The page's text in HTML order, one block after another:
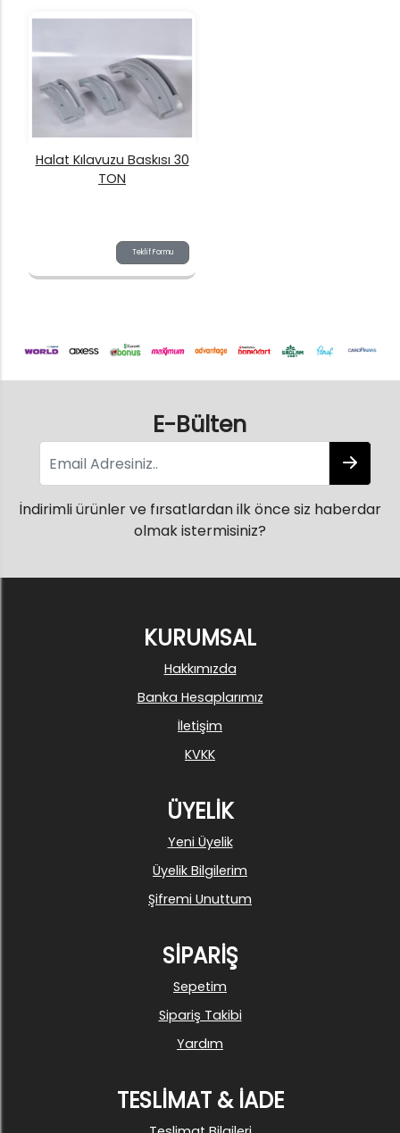
Teklif Formu
Halat Kılavuzu Baskısı 30
TON
E-Bülten
İndirimli ürünler ve fırsatlardan ilk önce siz haberdar
olmak istermisiniz?
KURUMSAL
Hakkımızda
Banka Hesaplarımız
İletişim
KVKK
ÜYELİK
Yeni Üyelik
Üyelik Bilgilerim
Şifremi Unuttum
SİPARİŞ
Sepetim
Sipariş Takibi
Yardım
TESLİMAT & İADE